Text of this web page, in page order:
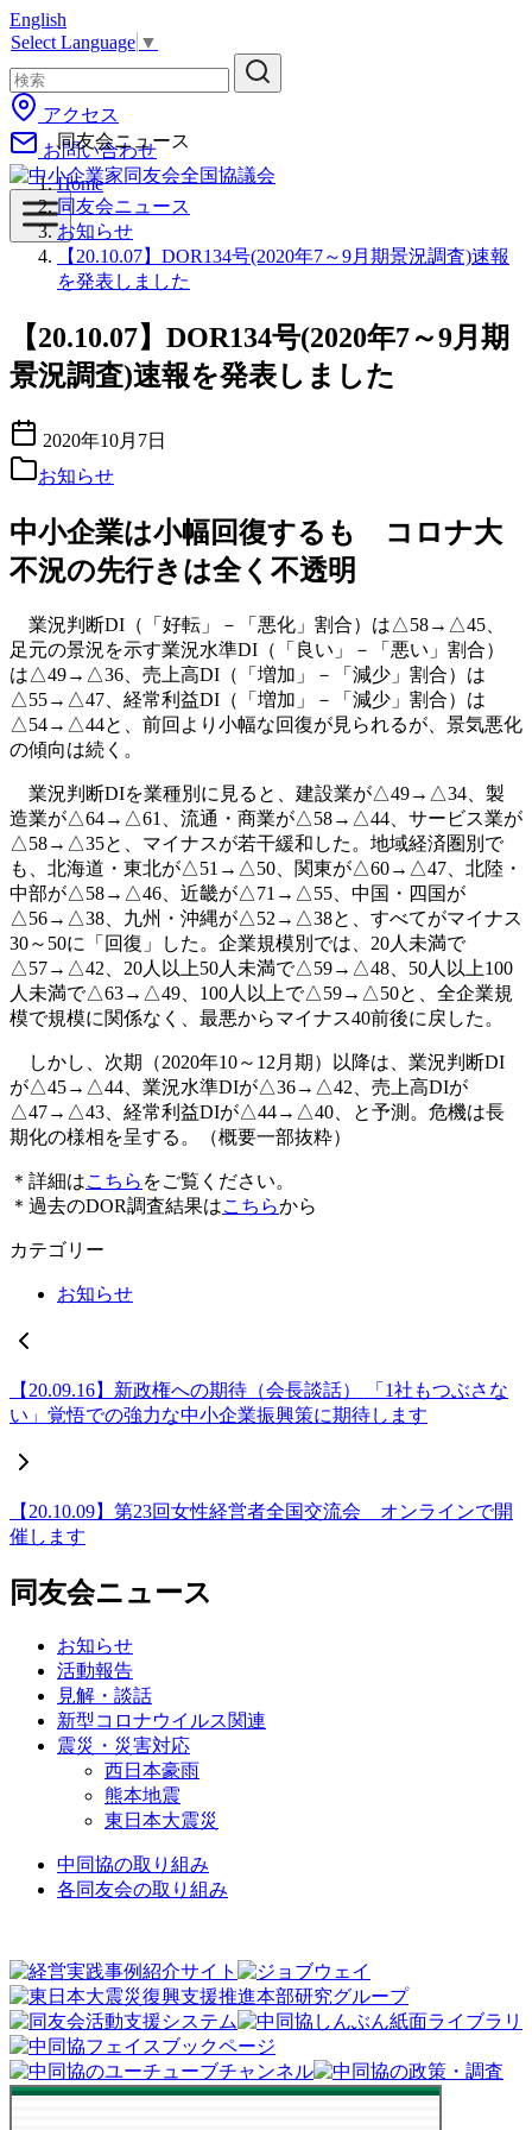
コ
ン
テ
ン
ツ
へ
移
動
English
Select Language ▼
アクセス
お問い合わせ
同友会ニュース
Home
同友会ニュース
お知らせ
【20.10.07】DOR134号(2020年7～9月期景況調査)速報
を発表しました
【20.10.07】DOR134号(2020年7～9月期
景況調査)速報を発表しました
2020年10月7日
お知らせ
中小企業は小幅回復するも コロナ大
不況の先行きは全く不透明
業況判断DI（「好転」－「悪化」割合）は△58→△45、
足元の景況を示す業況水準DI（「良い」－「悪い」割合）
は△49→△36、売上高DI（「増加」－「減少」割合）は
△55→△47、経常利益DI（「増加」－「減少」割合）は
△54→△44と、前回より小幅な回復が見られるが、景気悪化
の傾向は続く。
業況判断DIを業種別に見ると、建設業が△49→△34、製
造業が△64→△61、流通・商業が△58→△44、サービス業が
△58→△35と、マイナスが若干緩和した。地域経済圏別で
も、北海道・東北が△51→△50、関東が△60→△47、北陸・
中部が△58→△46、近畿が△71→△55、中国・四国が
△56→△38、九州・沖縄が△52→△38と、すべてがマイナス
30～50に「回復」した。企業規模別では、20人未満で
△57→△42、20人以上50人未満で△59→△48、50人以上100
人未満で△63→△49、100人以上で△59→△50と、全企業規
模で規模に関係なく、最悪からマイナス40前後に戻した。
しかし、次期（2020年10～12月期）以降は、業況判断DI
が△45→△44、業況水準DIが△36→△42、売上高DIが
△47→△43、経常利益DIが△44→△40、と予測。危機は長
期化の様相を呈する。（概要一部抜粋）
＊詳細はこちら をご覧ください。
＊過去のDOR調査結果はこちらから
カテゴリー
お知らせ
【20.09.16】新政権への期待（会長談話） 「1社もつぶさな
い」覚悟での強力な中小企業振興策に期待します
【20.10.09】第23回女性経営者全国交流会 オンラインで開
催します
同友会ニュース
お知らせ
活動報告
見解・談話
新型コロナウイルス関連
震災・災害対応
西日本豪雨
熊本地震
東日本大震災
中同協の取り組み
各同友会の取り組み